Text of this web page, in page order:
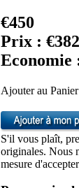
€450
Prix : €382
Economie
Ajouter au
S'il vous plaît,
originales. Nous
mesure